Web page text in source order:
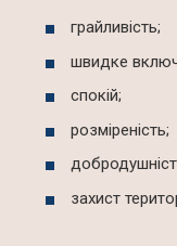
грайливість;
швидке
спокій;
розміреність;
захист